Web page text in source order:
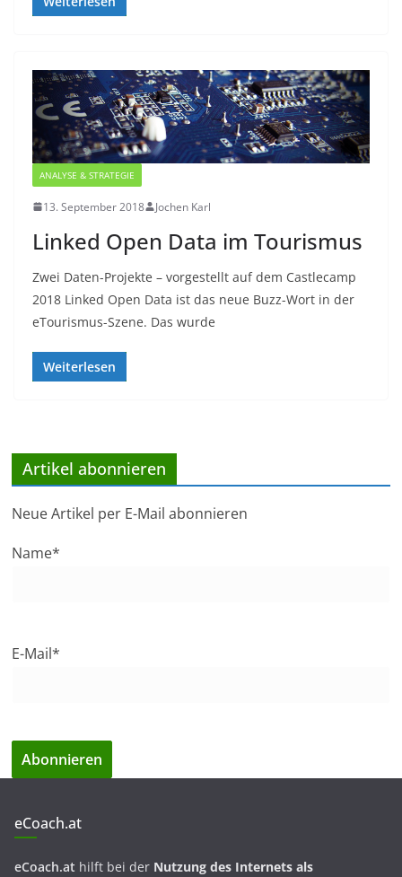
ANALYSE & STRATEGIE
13. September 2018 Jochen Karl
Linked Open Data im Tourismus
Zwei Daten-Projekte – vorgestellt auf dem Castlecamp
2018 Linked Open Data ist das neue Buzz-Wort in der
eTourismus-Szene. Das wurde
Weiterlesen
Artikel abonnieren
Neue Artikel per E-Mail abonnieren
Name*
E-Mail*
eCoach.at
eCoach.at hilft bei der Nutzung des Internets als